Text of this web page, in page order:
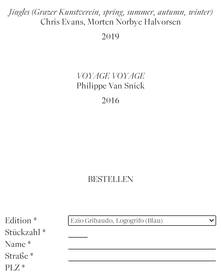
Jingles (Grazer Kunstverein, spring, summer, autumn, winter)
Chris Evans, Morten Norbye Halvorsen
2019
VOYAGE VOYAGE
Philippe Van Snick
2016
BESTELLEN
Edition *
Stückzahl *
Name *
Straße *
PLZ *